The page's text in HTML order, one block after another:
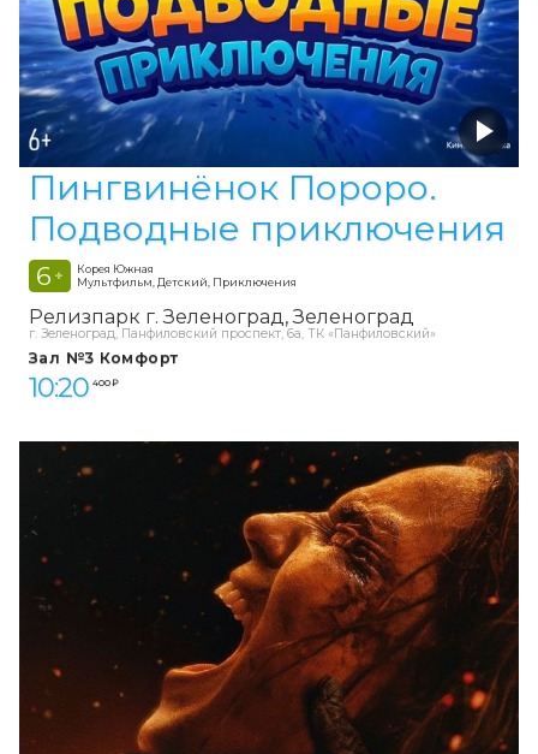
Пингвинёнок Пороро.
Подводные приключения
6 +
Корея Южная
Мультфильм, Детский, Приключения
Релизпарк г. Зеленоград Зеленоград
г. Зеленоград, Панфиловский проспект, 6а, ТК «Панфиловский»
Зал №3 Комфорт
10:20 400 ₽